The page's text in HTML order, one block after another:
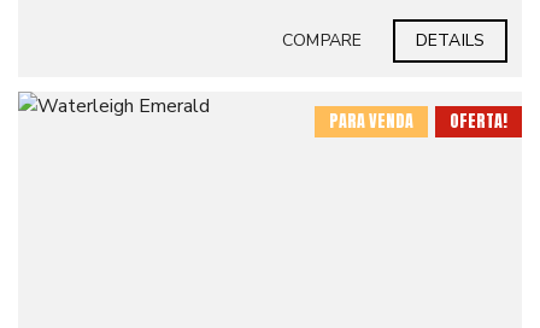
COMPARE DETAILS
OFERTA!
PARA VENDA